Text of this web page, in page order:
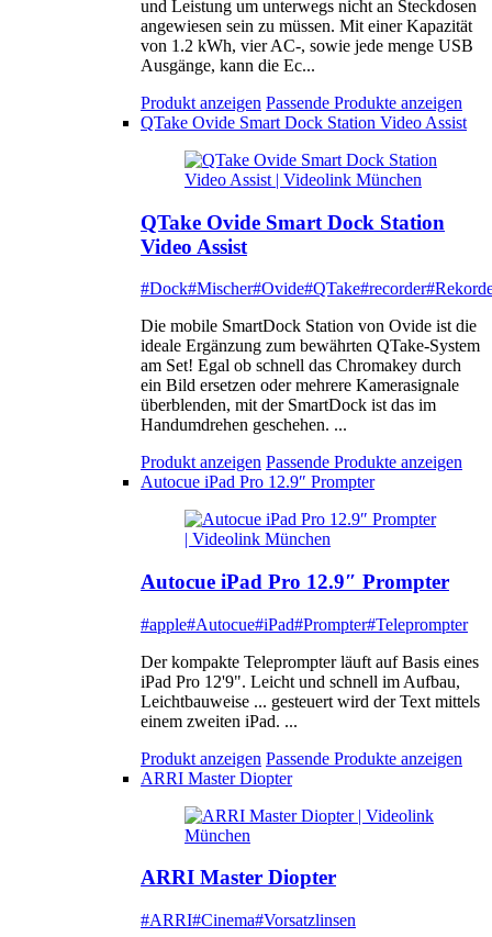
und Leistung um unterwegs nicht an Steckdosen
angewiesen sein zu müssen. Mit einer Kapazität
von 1.2 kWh, vier AC-, sowie jede menge USB
Ausgänge, kann die Ec...
Produkt anzeigen Passende Produkte anzeigen
QTake Ovide Smart Dock Station Video Assist
QTake Ovide Smart Dock Station
Video Assist
#Dock#Mischer#Ovide#QTake#recorder
Die mobile SmartDock Station von Ovide ist die
ideale Ergänzung zum bewährten QTake-System
am Set! Egal ob schnell das Chromakey durch
ein Bild ersetzen oder mehrere Kamerasignale
überblenden, mit der SmartDock ist das im
Handumdrehen geschehen. ...
Produkt anzeigen Passende Produkte anzeigen
Autocue iPad Pro 12.9″ Prompter
Autocue iPad Pro 12.9″ Prompter
#apple#Autocue#iPad#Prompter#Teleprompter
Der kompakte Teleprompter läuft auf Basis eines
iPad Pro 12'9". Leicht und schnell im Aufbau,
Leichtbauweise ... gesteuert wird der Text mittels
einem zweiten iPad. ...
Produkt anzeigen Passende Produkte anzeigen
ARRI Master Diopter
ARRI Master Diopter
#ARRI#Cinema#Vorsatzlinsen